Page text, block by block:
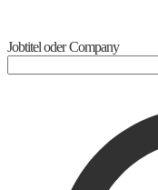
Jobtitel oder Company